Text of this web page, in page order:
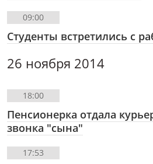
09:00
Студенты встретились с
26 ноября 2014
18:00
Пенсионерка отдала
звонка "сына"
17:53